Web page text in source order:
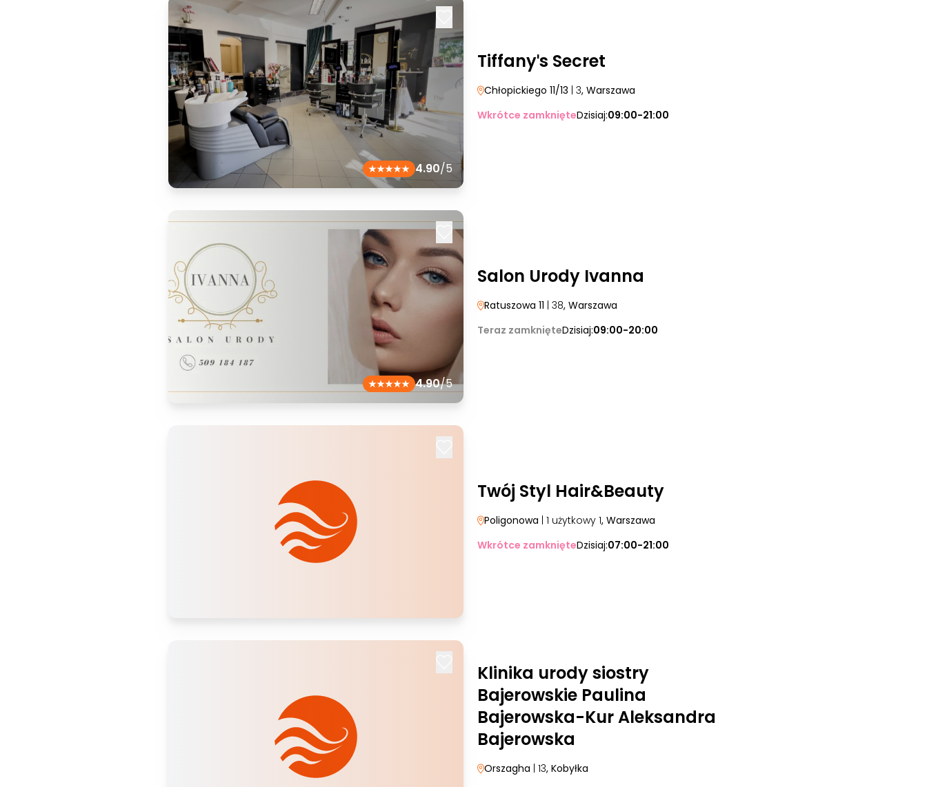
4.90/5
Tiffanyˈs Secret
Chłopickiego 11/13 | 3, Warszawa
Wkrótce zamknięteDzisiaj:09:00-21:00
4.90/5
Salon Urody Ivanna
Ratuszowa 11 | 38, Warszawa
Teraz zamknięteDzisiaj:09:00-20:00
Twój Styl Hair&Beauty
Poligonowa | 1 użytkowy 1, Warszawa
Wkrótce zamknięteDzisiaj:07:00-21:00
Klinika urody siostry
Bajerowskie Paulina
Bajerowska-Kur Aleksandra
Bajerowska
Orszagha | 13, Kobyłka